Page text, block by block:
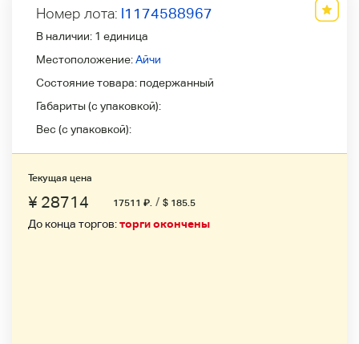
Номер лота: l1174588967
В наличии: 1 единица
Местоположение:Айчи
Состояние товара: подержанный
Габариты (с упаковкой):
Вес (с упаковкой):
Текущая цена
¥ 28714 17511 ₽. / $ 185.5
До конца торгов:торги окончены